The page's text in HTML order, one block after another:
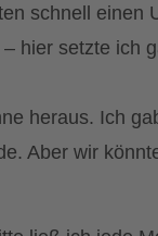
schnell einen
hier setzte ich
heraus. Ich
Aber wir